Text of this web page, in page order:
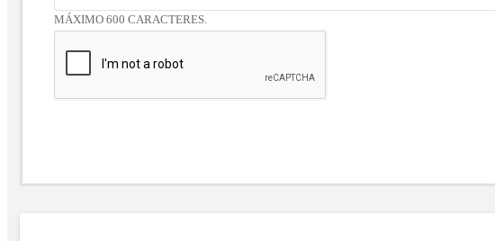
MÁXIMO 600 CARACTERES.